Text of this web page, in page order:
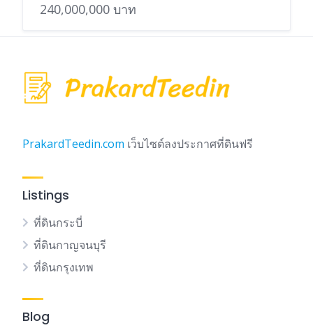
240,000,000 บาท
PrakardTeedin.com เว็บไซต์ลงประกาศที่ดินฟรี
Listings
ที่ดินกระบี่
ที่ดินกาญจนบุรี
ที่ดินกรุงเทพ
Blog